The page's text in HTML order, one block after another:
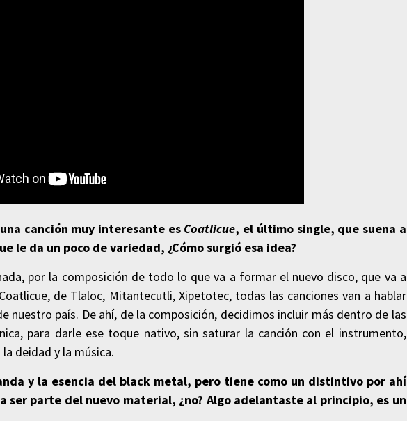
canción muy interesante es Coatlicue, el último single, que suena a
le da un poco de variedad, ¿Cómo surgió esa idea?
por la composición de todo lo que va a formar el nuevo disco, que va a
de Tlaloc, Mitantecutli, Xipetotec, todas las canciones van a hablar
nuestro país. De ahí, de la composición, decidimos incluir más dentro de las
para darle ese toque nativo, sin saturar la canción con el instrumento,
deidad y la música.
y la esencia del black metal, pero tiene como un distintivo por ahí
ser parte del nuevo material, ¿no? Algo adelantaste al principio, es un